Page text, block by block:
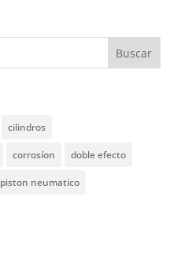
cilindros
corrosíon doble efecto
piston neumatico